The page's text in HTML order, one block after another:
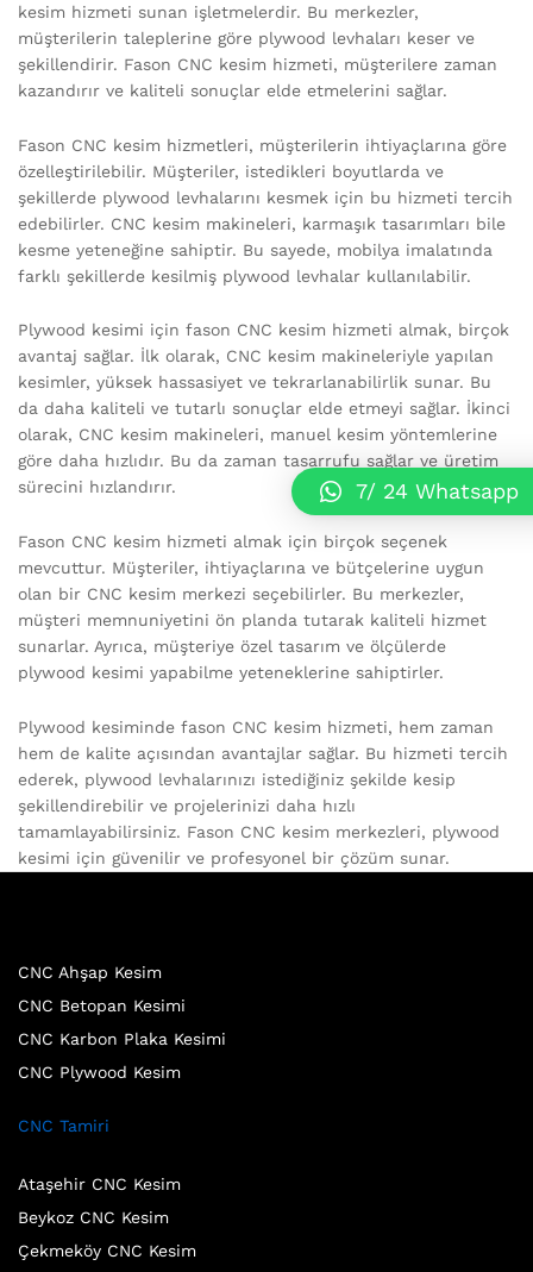
kesim hizmeti sunan işletmelerdir. Bu merkezler,
müşterilerin taleplerine göre plywood levhaları keser ve
şekillendirir. Fason CNC kesim hizmeti, müşterilere zaman
kazandırır ve kaliteli sonuçlar elde etmelerini sağlar.
Fason CNC kesim hizmetleri, müşterilerin ihtiyaçlarına göre
özelleştirilebilir. Müşteriler, istedikleri boyutlarda ve
şekillerde plywood levhalarını kesmek için bu hizmeti tercih
edebilirler. CNC kesim makineleri, karmaşık tasarımları bile
kesme yeteneğine sahiptir. Bu sayede, mobilya imalatında
farklı şekillerde kesilmiş plywood levhalar kullanılabilir.
Plywood kesimi için fason CNC kesim hizmeti almak, birçok
avantaj sağlar. İlk olarak, CNC kesim makineleriyle yapılan
kesimler, yüksek hassasiyet ve tekrarlanabilirlik sunar. Bu
da daha kaliteli ve tutarlı sonuçlar elde etmeyi sağlar. İkinci
olarak, CNC kesim makineleri, manuel kesim yöntemlerine
göre daha hızlıdır. Bu da zaman tasarrufu sağlar ve üretim
sürecini hızlandırır.
Fason CNC kesim hizmeti almak için birçok seçenek
mevcuttur. Müşteriler, ihtiyaçlarına ve bütçelerine uygun
olan bir CNC kesim merkezi seçebilirler. Bu merkezler,
müşteri memnuniyetini ön planda tutarak kaliteli hizmet
sunarlar. Ayrıca, müşteriye özel tasarım ve ölçülerde
plywood kesimi yapabilme yeteneklerine sahiptirler.
Plywood kesiminde fason CNC kesim hizmeti, hem zaman
hem de kalite açısından avantajlar sağlar. Bu hizmeti tercih
ederek, plywood levhalarınızı istediğiniz şekilde kesip
şekillendirebilir ve projelerinizi daha hızlı
tamamlayabilirsiniz. Fason CNC kesim merkezleri, plywood
kesimi için güvenilir ve profesyonel bir çözüm sunar.
CNC Ahşap Kesim
CNC Betopan Kesimi
CNC Karbon Plaka Kesimi
CNC Plywood Kesim
CNC Tamiri
Ataşehir CNC Kesim
Beykoz CNC Kesim
Çekmeköy CNC Kesim
7/ 24 Whatsapp